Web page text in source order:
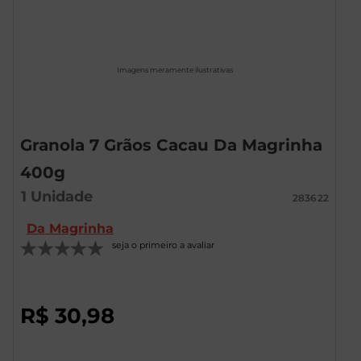
Imagens meramente ilustrativas
Granola 7 Grãos Cacau Da Magrinha
400g
1 Unidade 283622
Da Magrinha
seja o primeiro a avaliar
R$ 30,98